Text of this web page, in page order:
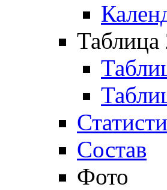
Таблица
Состав
Фото